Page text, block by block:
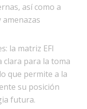
así como a
la matriz EFI
para la toma
que permite a la
su posición
futura.